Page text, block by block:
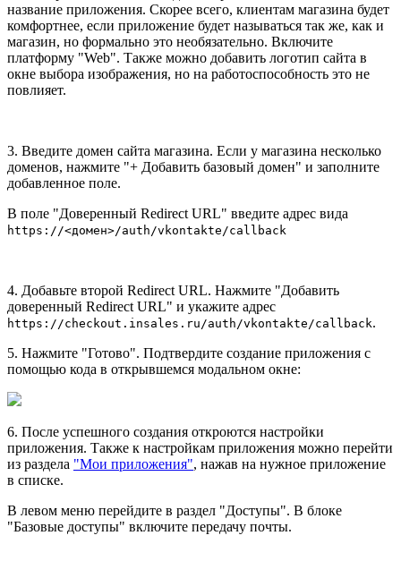
название приложения. Скорее всего, клиентам магазина будет
комфортнее, если приложение будет называться так же, как и
магазин, но формально это необязательно. Включите
платформу "Web". Также можно добавить логотип сайта в
окне выбора изображения, но на работоспособность это не
повлияет.
3. Введите домен сайта магазина. Если у магазина несколько
доменов, нажмите "+ Добавить базовый домен" и заполните
добавленное поле.
В поле "Доверенный Redirect URL" введите адрес вида
https://<домен>/auth/vkontakte/callback
4. Добавьте второй Redirect URL. Нажмите "Добавить
доверенный Redirect URL" и укажите адрес
https://checkout.insales.ru/auth/vkontakte/callback.
5. Нажмите "Готово". Подтвердите создание приложения с
помощью кода в открывшемся модальном окне:
6. После успешного создания откроются настройки
приложения. Также к настройкам приложения можно перейти
из раздела "Мои приложения", нажав на нужное приложение
в списке.
В левом меню перейдите в раздел "Доступы". В блоке
"Базовые доступы" включите передачу почты.